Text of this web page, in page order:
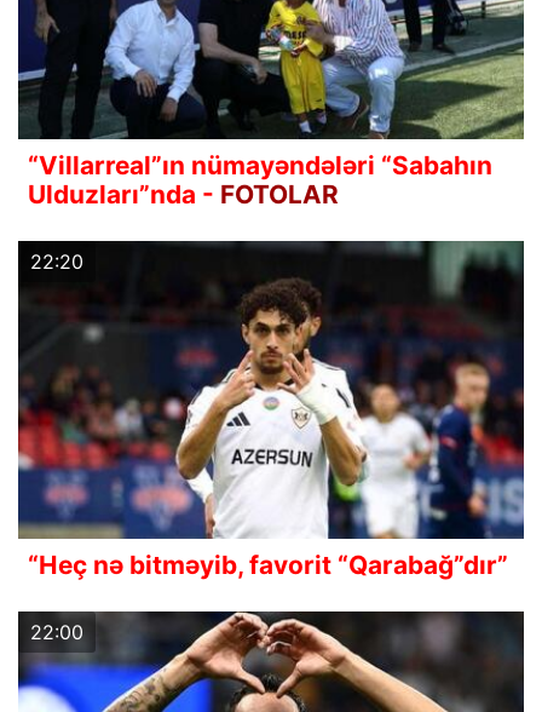
“Villarreal”ın nümayəndələri “Sabahın
Ulduzları”nda - FOTOLAR
22:20
“Heç nə bitməyib, favorit “Qarabağ”dır”
22:00